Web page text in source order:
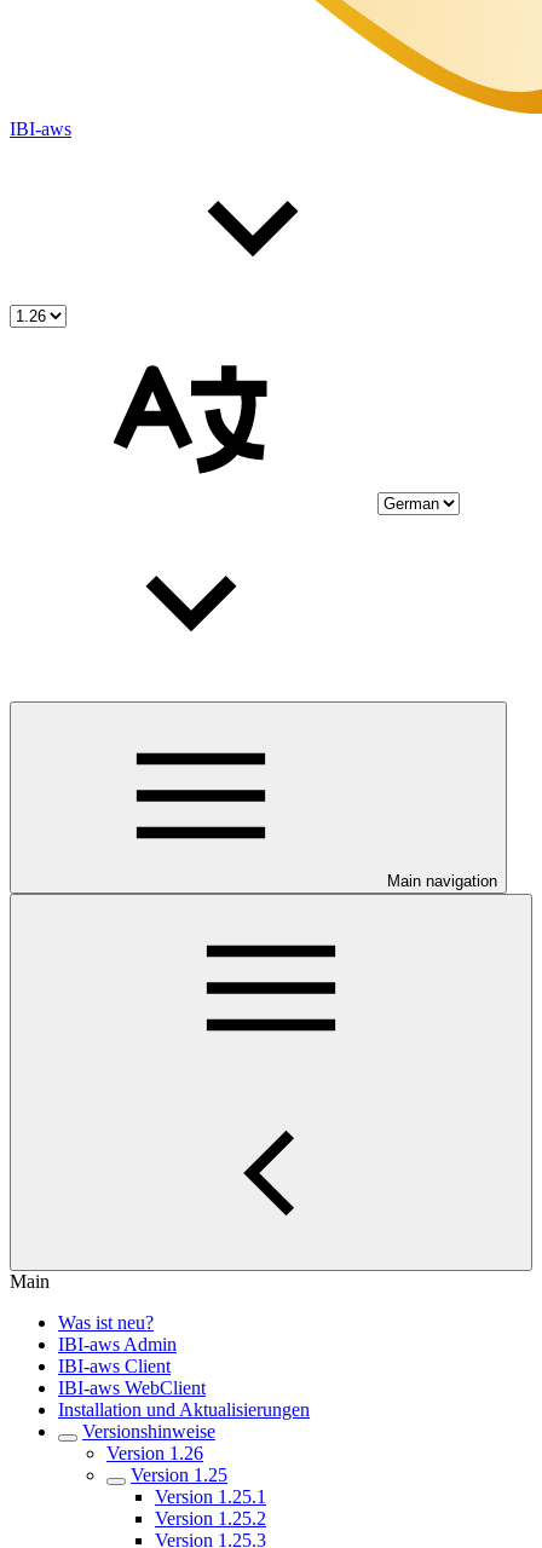
IBI-aws
Main navigation
Main
Was ist neu?
IBI-aws Admin
IBI-aws Client
IBI-aws WebClient
Installation und Aktualisierungen
Versionshinweise
Version 1.26
Version 1.25
Version 1.25.1
Version 1.25.2
Version 1.25.3